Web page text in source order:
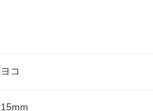
ヨコ
15mm